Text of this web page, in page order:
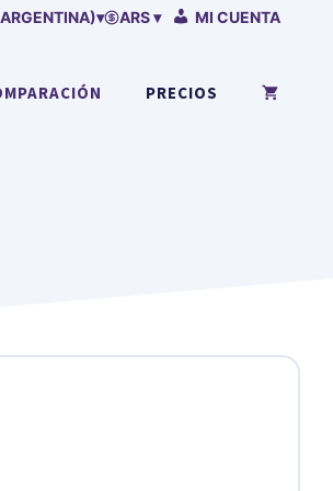
▾ ARS ▾ MI CUENTA
PRECIOS